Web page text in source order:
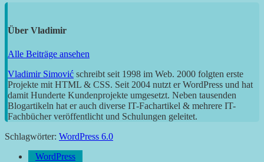
Über Vladimir
Alle Beiträge ansehen
Vladimir Simović schreibt seit 1998 im Web. 2000 folgten erste
Projekte mit HTML & CSS. Seit 2004 nutzt er WordPress und hat
damit Hunderte Kundenprojekte umgesetzt. Neben tausenden
Blogartikeln hat er auch diverse IT-Fachartikel & mehrere IT-
Fachbücher veröffentlicht und Schulungen geleitet.
Schlagwörter: WordPress 6.0
WordPress